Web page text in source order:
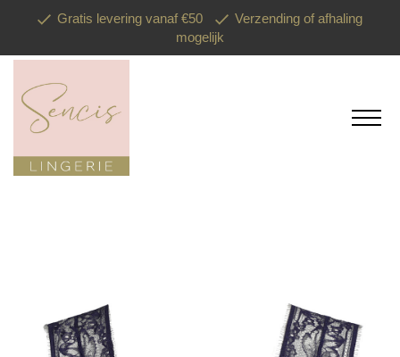
Gratis levering vanaf €50
Verzending of afhaling
mogelijk